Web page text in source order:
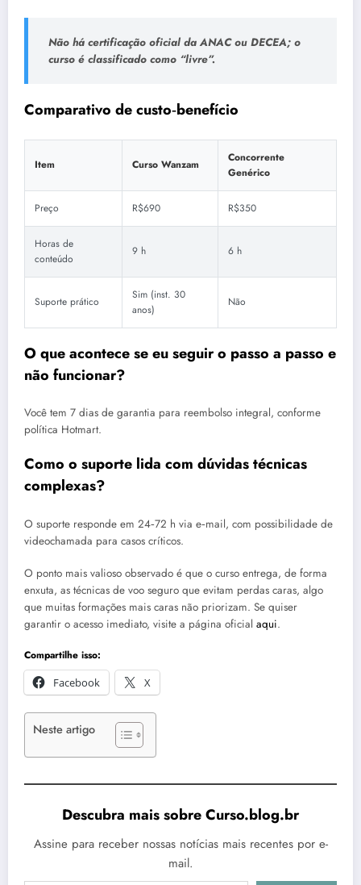
Não há certificação oficial da ANAC ou DECEA; o
curso é classificado como “livre”.
Comparativo de custo‑benefício
Item Curso Wanzam
Concorrente
Genérico
Preço R$690 R$350
Horas de
conteúdo
9 h 6 h
Suporte prático
Sim (inst. 30
anos)
Não
O que acontece se eu seguir o passo a passo e
não funcionar?
Você tem 7 dias de garantia para reembolso integral, conforme
política Hotmart.
Como o suporte lida com dúvidas técnicas
complexas?
O suporte responde em 24‑72 h via e‑mail, com possibilidade de
videochamada para casos críticos.
O ponto mais valioso observado é que o curso entrega, de forma
enxuta, as técnicas de voo seguro que evitam perdas caras, algo
que muitas formações mais caras não priorizam. Se quiser
garantir o acesso imediato, visite a página oficial aqui.
Compartilhe isso:
Facebook
X
Neste artigo
Descubra mais sobre Curso.blog.br
Assine para receber nossas notícias mais recentes por e-
mail.
Digite seu e-mail…